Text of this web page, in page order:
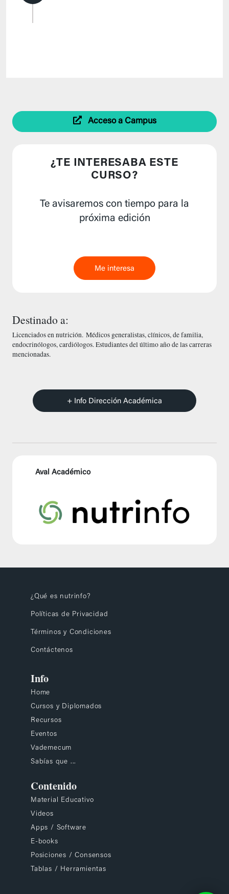
Acceso a Campus
¿TE INTERESABA ESTE
CURSO?
Te avisaremos con tiempo para la
próxima edición
Me interesa
Destinado a:
Licenciados en nutrición. Médicos generalistas, clínicos, de familia,
endocrinólogos, cardiólogos. Estudiantes del último año de las carreras
mencionadas.
+ Info Dirección Académica
Aval Académico
¿Qué es nutrinfo?
Políticas de Privacidad
Términos y Condiciones
Contáctenos
Info
Home
Cursos y Diplomados
Recursos
Eventos
Vademecum
Sabías que ...
Contenido
Material Educativo
Videos
Apps / Software
E-books
Posiciones / Consensos
Tablas / Herramientas